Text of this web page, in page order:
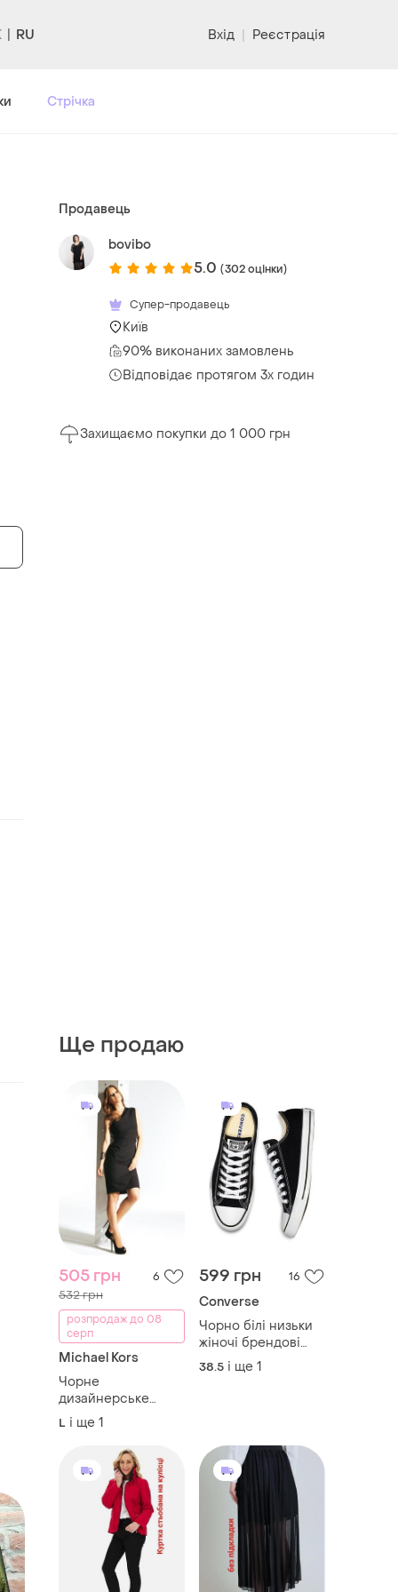
RU Вхід | Реєстрація
Стрічка
Продавець
bovibo
5.0 (302 оцінки)
Супер-продавець
Київ
90% виконаних замовлень
Відповідає протягом 3х годин
Захищаємо покупки до 1 000 грн
Ще продаю
505 грн 6
532 грн
розпродаж до 08
серп
Michael Kors
Чорне
дизайнерське
трикотажне плаття
сукня сарафан від
michael kors, міді, з
драпіровкою, люкс
бренд, оригінал
L і ще 1
599 грн 16
Converse
Чорно білі низьки
жіночі брендові
кеди, конверси,
оригінал, кросівки
38.5 і ще 1